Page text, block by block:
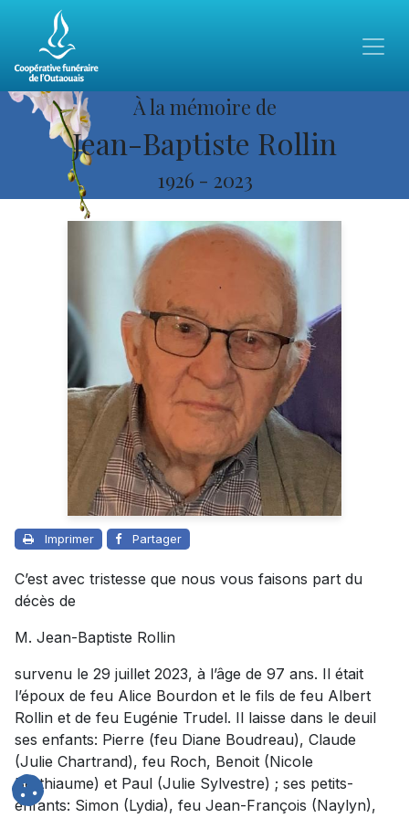
À la mémoire de
Jean-Baptiste Rollin
1926 - 2023
Imprimer Partager
C’est avec tristesse que nous vous faisons part du
décès de
M. Jean-Baptiste Rollin
survenu le 29 juillet 2023, à l’âge de 97 ans. Il était
l’époux de feu Alice Bourdon et le fils de feu Albert
Rollin et de feu Eugénie Trudel. Il laisse dans le deuil
ses enfants: Pierre (feu Diane Boudreau), Claude
(Julie Chartrand), feu Roch, Benoit (Nicole
Berthiaume) et Paul (Julie Sylvestre) ; ses petits-
enfants: Simon (Lydia), feu Jean-François (Naylyn),